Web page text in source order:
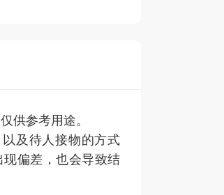
供参考用途。
及待人接物的方式
偏差，也会导致结